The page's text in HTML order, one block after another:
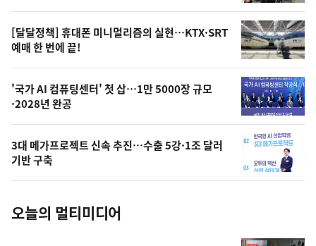
의
영
상
오
늘
의
사
진
[달달정책] 휴대폰 미니멀리즘의 실현…KTX·SRT
예매 한 번에 끝!
'국가 AI 컴퓨팅센터' 첫 삽…1만 5000장 규모
·2028년 완공
3대 메가프로젝트 신속 추진…수출 5강·1조 달러
기반 구축
오늘의 멀티미디어